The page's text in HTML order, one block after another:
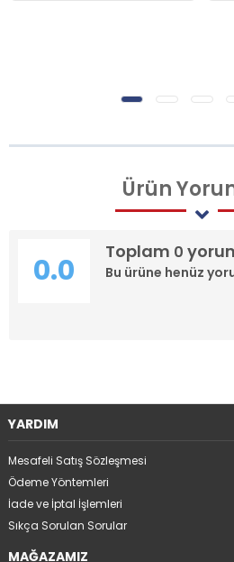
Ürün
Toplam 0
Bu ürüne henüz
0.0
YARDIM
Mesafeli Satış Sözleşmesi
Ödeme Yöntemleri
İade ve İptal İşlemleri
Sıkça Sorulan Sorular
MAĞAZAMIZ